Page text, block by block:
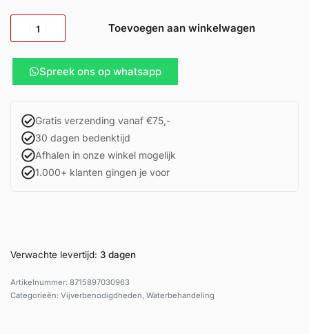
Toevoegen aan winkelwagen
Spreek ons op whatsapp
Gratis verzending vanaf €75,-
30 dagen bedenktijd
Afhalen in onze winkel mogelijk
1.000+ klanten gingen je voor
Verwachte levertijd: 3 dagen
8715897030963
Categorieën: Vijverbenodigdheden, Waterbehandeling